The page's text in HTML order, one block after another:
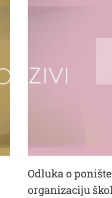
Odluka o
organizaciju